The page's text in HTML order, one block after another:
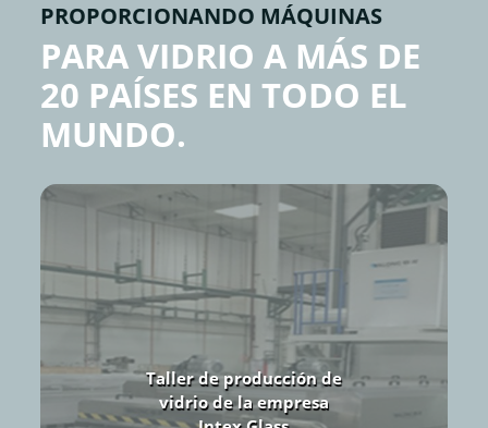
PROPORCIONANDO MÁQUINAS
PARA VIDRIO A MÁS DE
20 PAÍSES EN TODO EL
MUNDO.
Fábrica de vidrio de la
empresa JYC